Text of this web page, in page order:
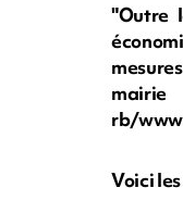
"Outre
mairie
rb/
Voici